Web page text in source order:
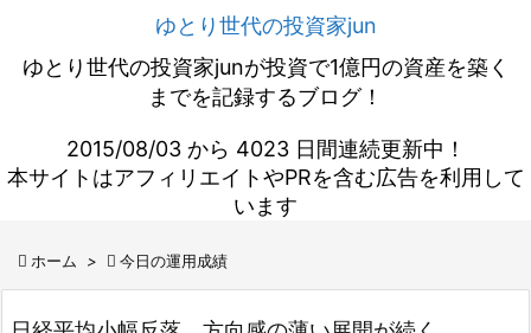
ゆとり世代の投資家jun
ゆとり世代の投資家junが投資で1億円の資産を築く
までを記録するブログ！
2015/08/03 から 4023 日間連続更新中！
本サイトはアフィリエイトやPRを含む広告を利用して
います
 ホーム >  今日の運用成績